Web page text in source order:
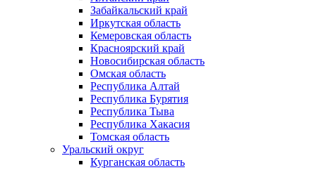
Забайкальский край
Иркутская область
Кемеровская область
Красноярский край
Новосибирская область
Омская область
Республика Алтай
Республика Бурятия
Республика Тыва
Республика Хакасия
Томская область
Уральский округ
Курганская область